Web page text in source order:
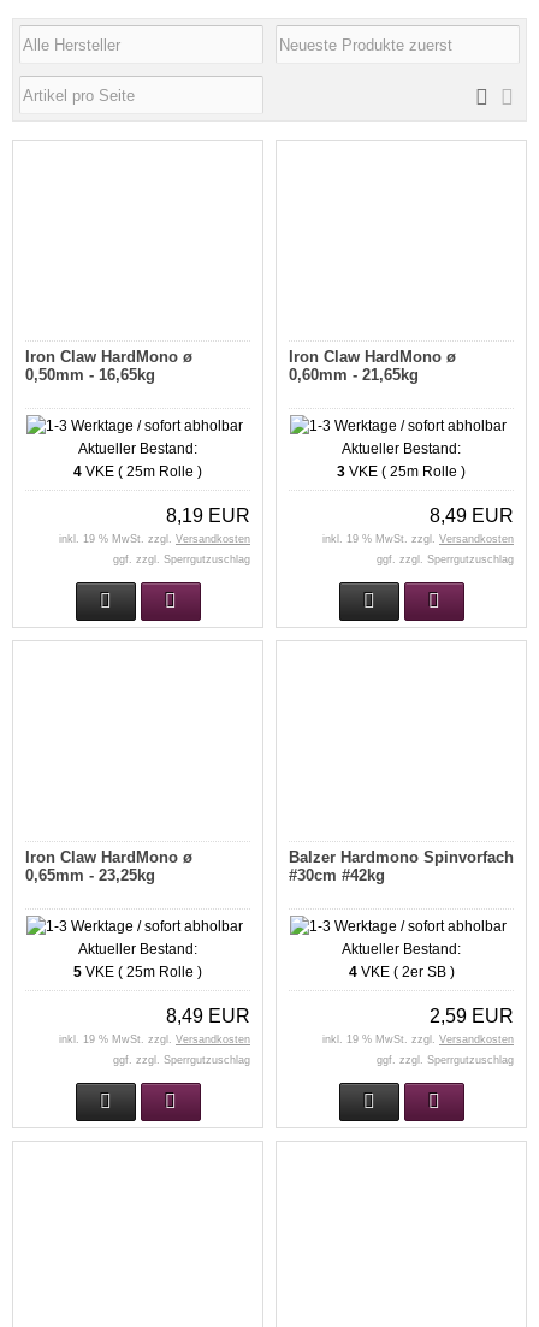
Iron Claw HardMono ø
0,50mm - 16,65kg
Aktueller Bestand:
4 VKE ( 25m Rolle )
8,19 EUR
inkl. 19 % MwSt. zzgl. Versandkosten
ggf. zzgl. Sperrgutzuschlag
Iron Claw HardMono ø
0,60mm - 21,65kg
Aktueller Bestand:
3 VKE ( 25m Rolle )
8,49 EUR
inkl. 19 % MwSt. zzgl. Versandkosten
ggf. zzgl. Sperrgutzuschlag
Iron Claw HardMono ø
0,65mm - 23,25kg
Aktueller Bestand:
5 VKE ( 25m Rolle )
8,49 EUR
inkl. 19 % MwSt. zzgl. Versandkosten
ggf. zzgl. Sperrgutzuschlag
Balzer Hardmono Spinvorfach
#30cm #42kg
Aktueller Bestand:
4VKE ( 2er SB )
2,59 EUR
inkl. 19 % MwSt. zzgl. Versandkosten
ggf. zzgl. Sperrgutzuschlag